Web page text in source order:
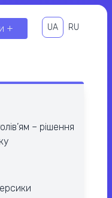
+ UA RU
– рішення